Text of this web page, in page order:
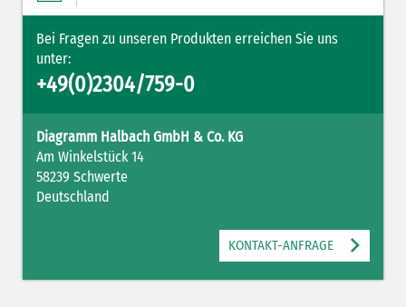
Bei Fragen zu unseren Produkten erreichen Sie uns
unter:
+49(0)2304/759-0
Diagramm Halbach GmbH & Co. KG
Am Winkelstück 14
58239 Schwerte
Deutschland
KONTAKT-ANFRAGE